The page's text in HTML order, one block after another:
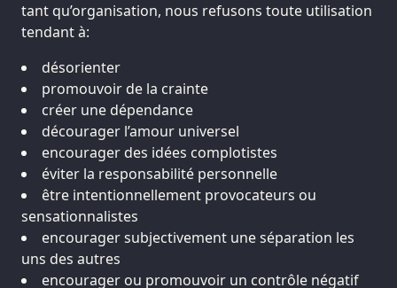
tant qu’organisation, nous refusons toute utilisation
tendant à:
désorienter
promouvoir de la crainte
créer une dépendance
décourager l’amour universel
encourager des idées complotistes
éviter la responsabilité personnelle
être intentionnellement provocateurs ou
sensationnalistes
encourager subjectivement une séparation les
uns des autres
encourager ou promouvoir un contrôle négatif